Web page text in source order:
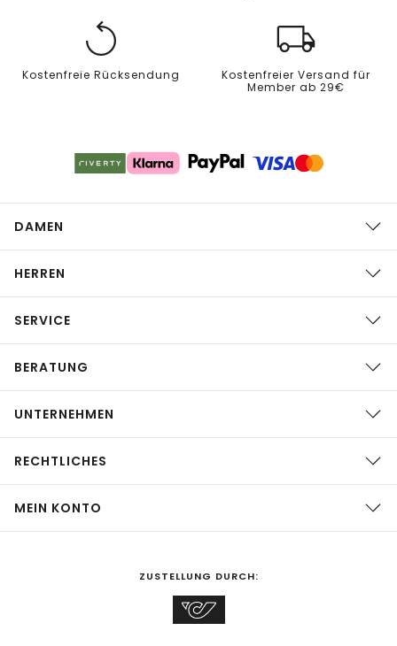
Kostenfreie Rücksendung
Kostenfreier Versand für
Member ab 29€
DAMEN
HERREN
SERVICE
BERATUNG
UNTERNEHMEN
RECHTLICHES
MEIN KONTO
ZUSTELLUNG DURCH: